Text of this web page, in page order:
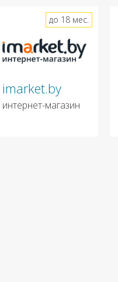
imarket.by
интернет-магазин
до 18 мес.